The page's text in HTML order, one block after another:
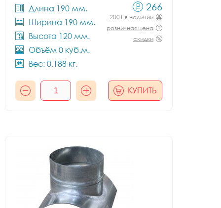
Длина 190 мм.
Ширина 190 мм.
Высота 120 мм.
Объём 0 куб.м.
Вес: 0.188 кг.
266
200+ в наличии
розничная цена
скидки
КУПИТЬ